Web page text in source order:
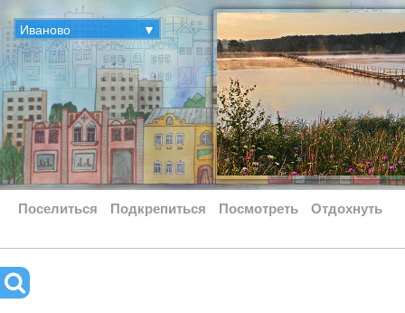
Иваново ▼
Поселиться Подкрепиться Посмотреть Отдохнуть